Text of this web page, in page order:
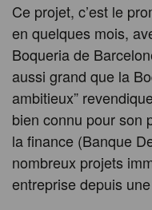
Ce projet, c’est le
en quelques mois,
Boqueria de
aussi grand que la
ambitieux”
bien connu pour son
la finance (Banque
nombreux projets
entreprise depuis